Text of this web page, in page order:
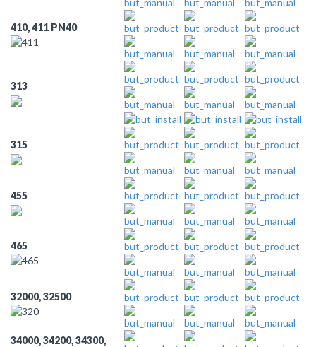
410, 411 PN40
313
315
455
465
32000, 32500
34000, 34200, 34300,